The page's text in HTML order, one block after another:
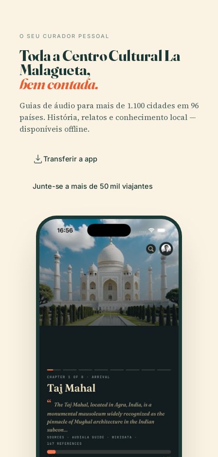
O SEU CURADOR PESSOAL
Toda a Centro Cultural La
Malagueta,
bem contada.
Guias de áudio para mais de 1.100 cidades em 96
países. História, relatos e conhecimento local —
disponíveis offline.
Transferir a app
Junte-se a mais de 50 mil viajantes